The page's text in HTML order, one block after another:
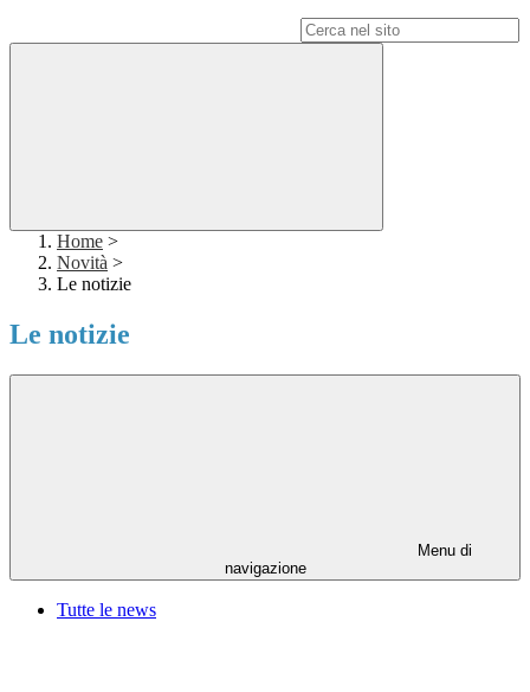
Home >
Novità >
Le notizie
Le notizie
Menu di
navigazione
Tutte le news